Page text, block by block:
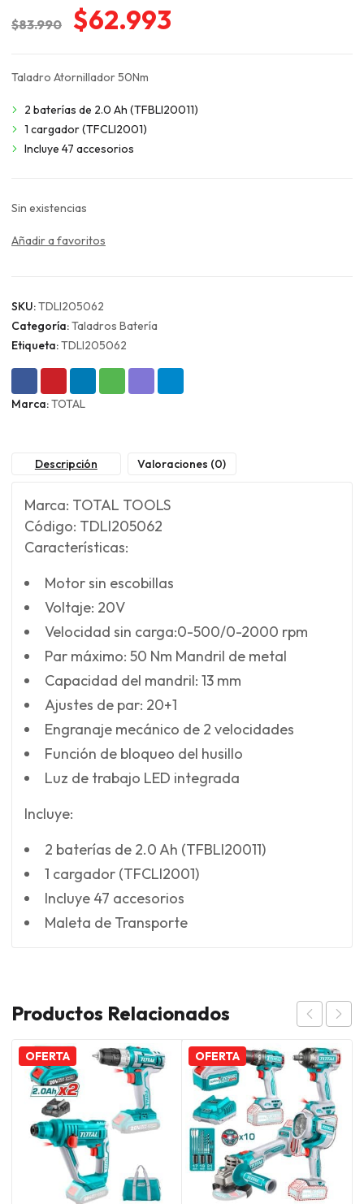
$83.990
El
original
$83.990.
$62.993
es:
$62.993.
Taladro Atornillador 50Nm
2 baterías de 2.0 Ah (TFBLI20011)
1 cargador (TFCLI2001)
Incluye 47 accesorios
Sin existencias
Añadir a favoritos
SKU:TDLI205062
Categoría:Taladros Batería
Etiqueta:TDLI205062
Marca:TOTAL
Descripción Valoraciones (0)
Marca: TOTAL TOOLS
Código: TDLI205062
Características:
Motor sin escobillas
Voltaje: 20V
Velocidad sin carga:0-500/0-2000 rpm
Par máximo: 50 Nm Mandril de metal
Capacidad del mandril: 13 mm
Ajustes de par: 20+1
Engranaje mecánico de 2 velocidades
Función de bloqueo del husillo
Luz de trabajo LED integrada
Incluye:
2 baterías de 2.0 Ah (TFBLI20011)
1 cargador (TFCLI2001)
Incluye 47 accesorios
Maleta de Transporte
Productos Relacionados
OFERTA OFERTA